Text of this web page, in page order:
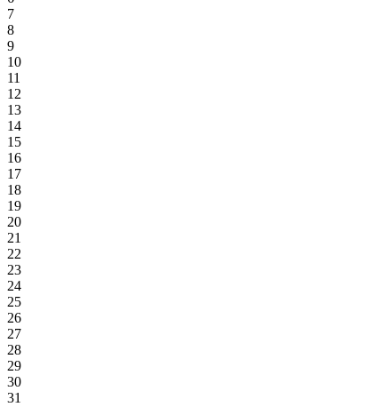
7
8
9
10
11
12
13
14
15
16
17
18
19
20
21
22
23
24
25
26
27
28
29
30
31